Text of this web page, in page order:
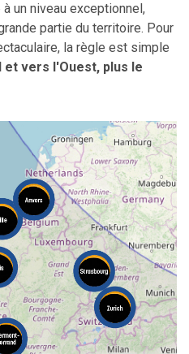
un niveau exceptionnel,
partie du territoire. Pour
la règle est simple
et vers l'Ouest, plus le